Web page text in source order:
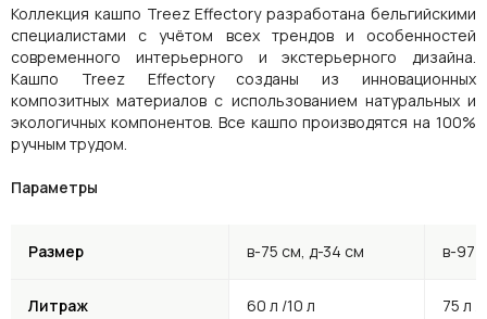
Коллекция кашпо Treez Effectory разработана бельгийскими
специалистами с учётом всех трендов и особенностей
современного интерьерного и экстерьерного дизайна.
Кашпо Treez Effectory созданы из инновационных
композитных материалов с использованием натуральных и
экологичных компонентов. Все кашпо производятся на 100%
ручным трудом.
Параметры
Размер в-75 см, д-34 см в-97
Литраж 60 л /10 л 75 л /